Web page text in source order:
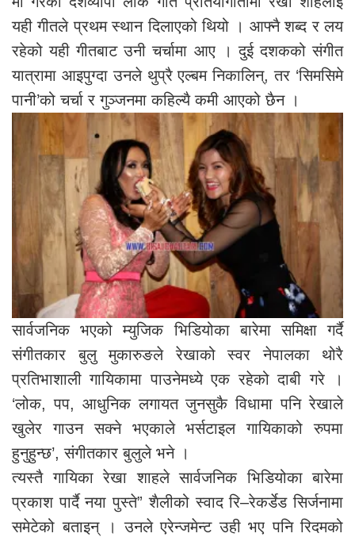
यही गीतले प्रथम स्थान दिलाएको थियो । आफ्नै शब्द र लय
रहेको यही गीतबाट उनी चर्चामा आए । दुई दशकको संगीत
यात्रामा आइपुग्दा उनले थुप्रै एल्बम निकालिन्, तर ‘सिमसिमे
पानी’को चर्चा र गुञ्जनमा कहिल्यै कमी आएको छैन ।
सार्वजनिक भएको म्युजिक भिडियोका बारेमा समिक्षा गर्दै
संगीतकार बुलु मुकारुङले रेखाको स्वर नेपालका थोरै
प्रतिभाशाली गायिकामा पाउनेमध्ये एक रहेको दाबी गरे ।
‘लोक, पप, आधुनिक लगायत जुनसुकै विधामा पनि रेखाले
खुलेर गाउन सक्ने भएकाले भर्सटाइल गायिकाको रुपमा
हुनुहुन्छ’, संगीतकार बुलुले भने ।
त्यस्तै गायिका रेखा शाहले सार्वजनिक भिडियोका बारेमा
प्रकाश पार्दै नया पुस्ते” शैलीको स्वाद रि–रेकर्डेड सिर्जनामा
समेटेको बताइन् । उनले एरेन्जमेन्ट उही भए पनि रिदमको